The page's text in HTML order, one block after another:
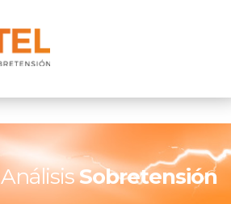
AnálisisSobretensión